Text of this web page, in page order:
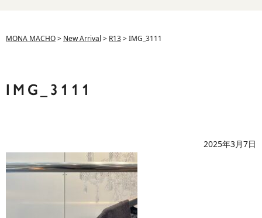
MONA MACHO> New Arrival > R13>IMG_3111
IMG_3111
2025年3月7日